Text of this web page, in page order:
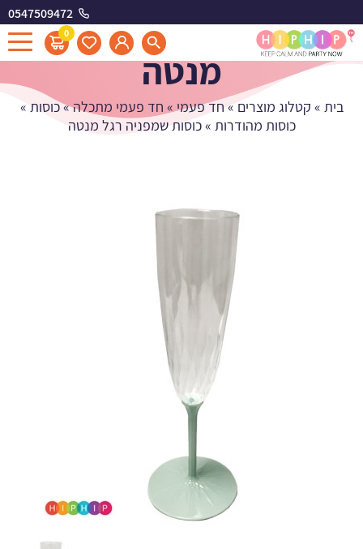
0547509472
0
כוסות שמפניה רגל
מנטה
בית » קטלוג מוצרים » חד פעמי» חד פעמי מתכלה»כוסות »
כוסות מהודרות »כוסות שמפניה רגל מנטה